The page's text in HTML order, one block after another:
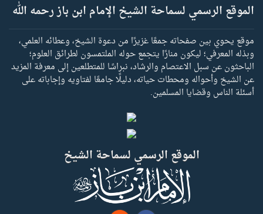
الموقع الرسمي لسماحة الشيخ الإمام ابن باز رحمه الله
موقع يحوي بين صفحاته جمعًا غزيرًا من دعوة الشيخ، وعطائه العلمي،
وبذله المعرفي؛ ليكون منارًا يتجمع حوله الملتمسون لطرائق العلوم؛
الباحثون عن سبل الاعتصام والرشاد، نبراسًا للمتطلعين إلى معرفة المزيد
عن الشيخ وأحواله ومحطات حياته، دليلًا جامعًا لفتاويه وإجاباته على
أسئلة الناس وقضايا المسلمين.
الموقع الرسمي لسماحة الشيخ